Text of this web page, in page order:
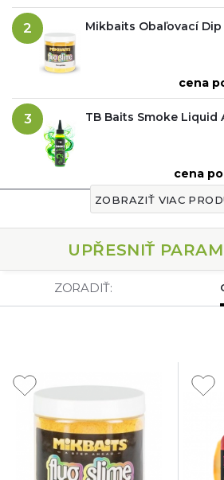
2 Mikbaits Obaľovací Dip
cena
3 TB Baits Smoke Liquid
cena po
ZOBRAZIŤ VIAC
UPŘESNIŤ
ZORADIŤ: